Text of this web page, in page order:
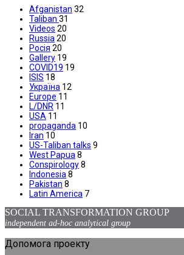
Afganistan 32
Taliban 31
Videos 20
Russia20
Росія 20
Gallery 19
COVID19 19
ISIS 18
Україна 12
Europe 11
L/DNR 11
USA 11
propaganda 10
Iran 10
US-Taliban talks 9
West Papua8
Conspirology8
Indonesia8
Pakistan 8
Latin America 7
SOCIAL TRANSFORMATION GROUP
independent ad-hoc analytical group
Допомога проекту